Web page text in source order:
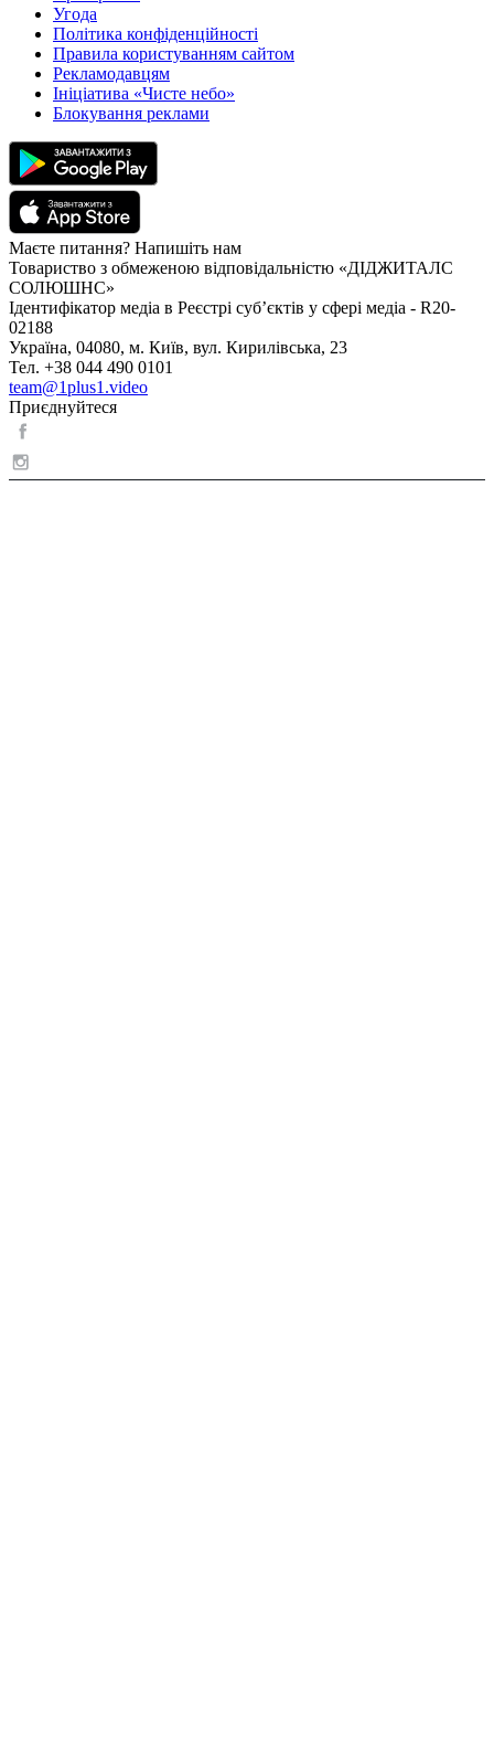
Угода
Політика конфіденційності
Правила користуванням сайтом
Рекламодавцям
Ініціатива «Чисте небо»
Блокування реклами
Маєте питання? Напишіть нам
Товариство з обмеженою відповідальністю «ДІДЖИТАЛС
СОЛЮШНС»
Ідентифікатор медіа в Реєстрі суб’єктів у сфері медіа - R20-
02188
Україна, 04080, м. Київ, вул. Кирилівська, 23
Тел. +38 044 490 0101
team@1plus1.video
Приєднуйтеся